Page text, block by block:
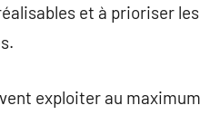
et à prioriser
exploiter au